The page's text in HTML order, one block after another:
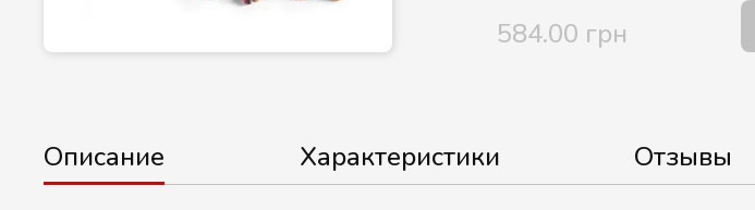
584.00 грн
Описание Характеристики Отзывы